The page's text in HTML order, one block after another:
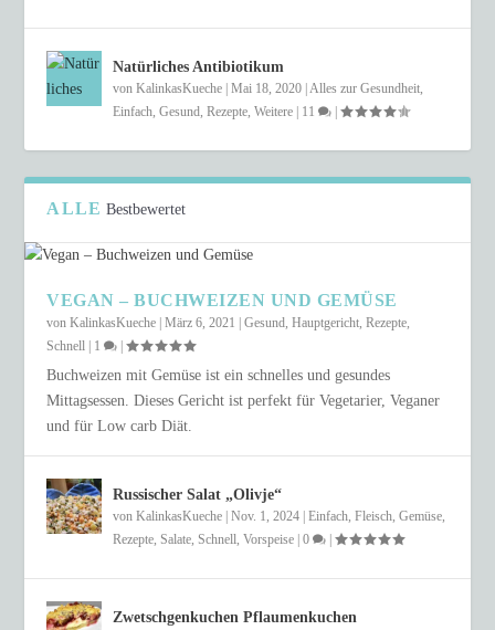
Natürliches Antibiotikum
vonKalinkasKueche |Mai 18, 2020 |Alles zur Gesundheit,
Einfach,Gesund,Rezepte,Weitere 11 |
ALLE Bestbewertet
VEGAN – BUCHWEIZEN UND GEMÜSE
vonKalinkasKueche |März 6, 2021 |Gesund,Hauptgericht,Rezepte,
Schnell
1 |
Buchweizen mit Gemüse ist ein schnelles und gesundes
Mittagsessen. Dieses Gericht ist perfekt für Vegetarier, Veganer
und für Low carb Diät.
Russischer Salat „Olivje“
vonKalinkasKueche |Nov. 1, 2024 |Einfach,Fleisch,Gemüse,
Rezepte,Salate,Schnell,Vorspeise |0 |
Zwetschgenkuchen Pflaumenkuchen